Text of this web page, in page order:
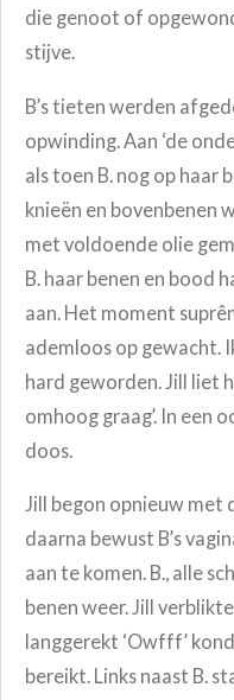
die genoot of
stijve.
B’s tieten werden
opwinding. Aan ‘de
als toen B. nog op haar
knieën en bovenbenen
met voldoende olie
B. haar benen en bood
aan. Het moment
ademloos op gewacht.
hard geworden. Jill liet
omhoog graag’. In een
doos.
Jill begon opnieuw met
daarna bewust B’s
aan te komen. B., alle
benen weer. Jill
langgerekt ‘Owfff’
bereikt. Links naast B.